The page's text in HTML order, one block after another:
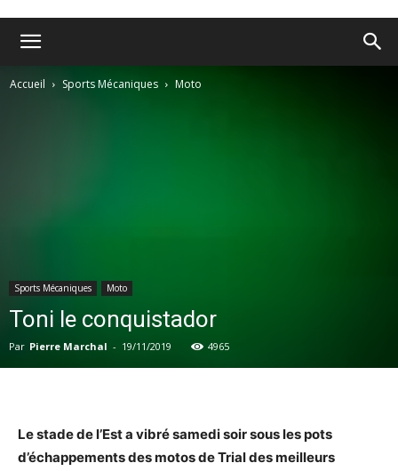
Accueil Sports Mécaniques Moto
Sports Mécaniques Moto
Toni le conquistador
Par Pierre Marchal - 19/11/2019 4965
Le stade de l’Est a vibré samedi soir sous les pots
d’échappements des motos de Trial des meilleurs